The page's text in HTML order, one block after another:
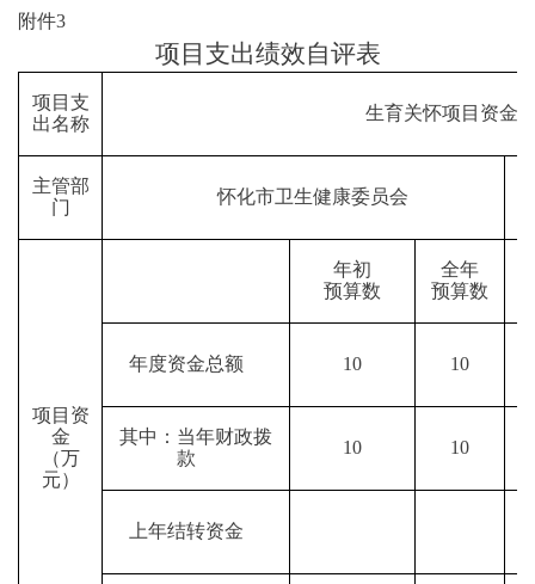
附件3
项目支出绩效自评表
项目支
出名称
生育关怀项目资
主管部
门
怀化市卫生健康委员会
项目资
金
（万
元）
年初
预算数
全年
预算数
年度资金总额 10 10
其中：当年财政拨
款
10 10
上年结转资金